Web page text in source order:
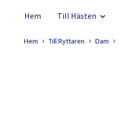
Hem Till Hästen
Hem Till Ryttaren Dam